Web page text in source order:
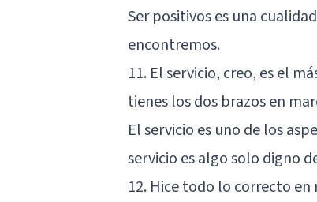
Ser positivos es una
encontremos.
11. El servicio, creo, es el
tienes los dos brazos en
El servicio es uno de los
servicio es algo solo digno
12. Hice todo lo correcto en